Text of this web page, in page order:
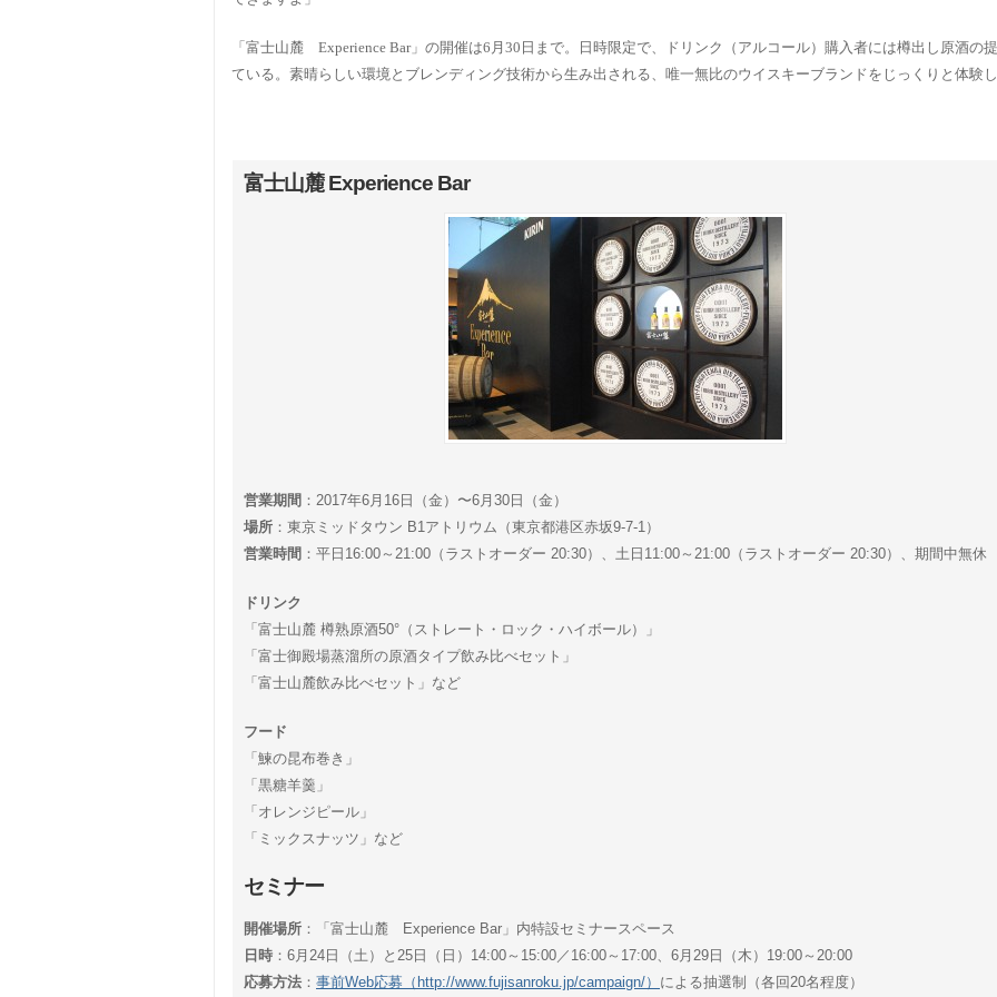
「富士山麓 Experience Bar」の開催は6月30日まで。日時限定で、ドリンク（アルコール）購入者には樽出し原酒の
ている。素晴らしい環境とブレンディング技術から生み出される、唯一無比のウイスキーブランドをじっくりと体験し
富士山麓 Experience Bar
営業期間 ：2017年6月16日（金）〜6月30日（金）
場所 ：東京ミッドタウン B1アトリウム（東京都港区赤坂9-7-1）
営業時間 ：平日16:00～21:00（ラストオーダー 20:30）、土日11:00～21:00（ラストオーダー 20:30）、期間中無休
ドリンク
「富士山麓 樽熟原酒50°（ストレート・ロック・ハイボール）」
「富士御殿場蒸溜所の原酒タイプ飲み比べセット」
「富士山麓飲み比べセット」など
フード
「鰊の昆布巻き」
「黒糖羊羹」
「オレンジピール」
「ミックスナッツ」など
セミナー
開催場所 ：「富士山麓 Experience Bar」内特設セミナースペース
日時 ：6月24日（土）と25日（日）14:00～15:00／16:00～17:00、6月29日（木）19:00～20:00
応募方法 ： 事前Web応募（http://www.fujisanroku.jp/campaign/） による抽選制（各回20名程度）